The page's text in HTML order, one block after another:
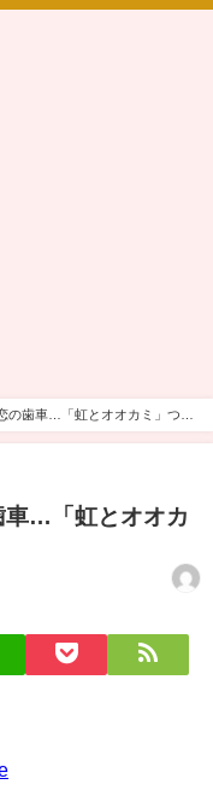
の歯車…「虹とオオカミ」つい
車…「虹とオオカ